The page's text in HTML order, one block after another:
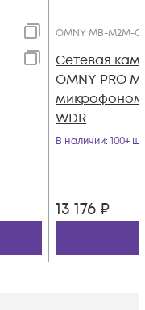
OMNY MB-M2M-
Сетевая
OMNY PRO
WDR
В наличии: 100+ шт
13 176 ₽